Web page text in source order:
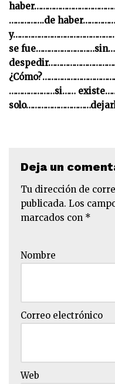
…………….de
se
…………………si……
Deja un
Tu dirección de
publicada. Los
marcados con *
Nombre
Correo electrónico
Web